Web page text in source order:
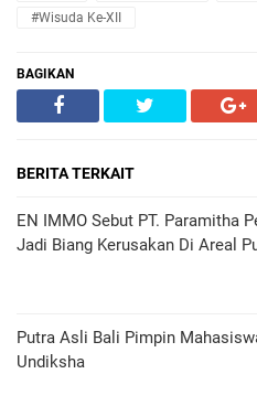
#wisuda Ke-XII
BAGIKAN
BERITA TERKAIT
EN IMMO Sebut PT. Paramitha
Jadi Biang Kerusakan Di Areal
Putra Asli Bali Pimpin
Undiksha